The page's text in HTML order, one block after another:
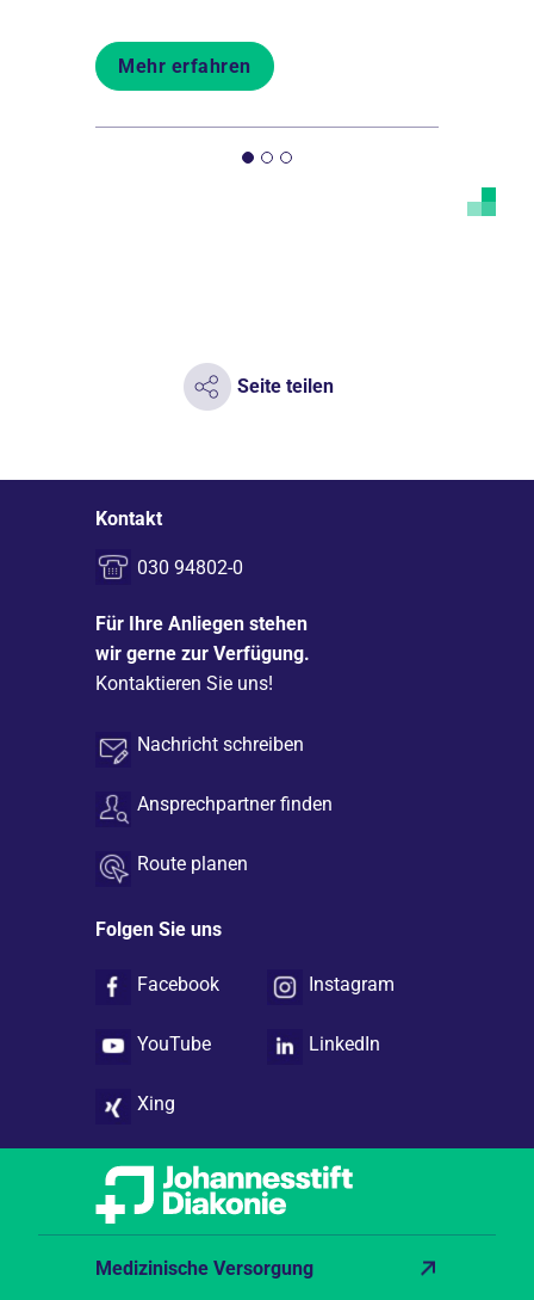
Mehr erfahren
Seite teilen
Kontakt
030 94802-0
Für Ihre Anliegen stehen
wir gerne zur Verfügung.
Kontaktieren Sie uns!
Nachricht schreiben
Ansprechpartner finden
Route planen
Folgen Sie uns
Facebook Instagram
YouTube LinkedIn
Xing
Medizinische Versorgung